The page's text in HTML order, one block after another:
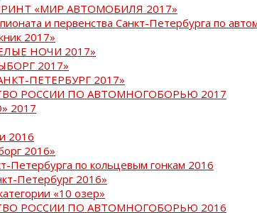
«МИР АВТОМОБИЛЯ 2017»
и первенства Санкт-Петербурга по
2017»
НОЧИ 2017»
2017»
ПЕТЕРБУРГ 2017»
РОССИИ ПО АВТОМНОГОБОРЬЮ 2017
2017
2016
2016»
Петербурга по кольцевым гонкам 2016
Петербург 2016»
«10 озер»
РОССИИ ПО АВТОМНОГОБОРЬЮ 2016